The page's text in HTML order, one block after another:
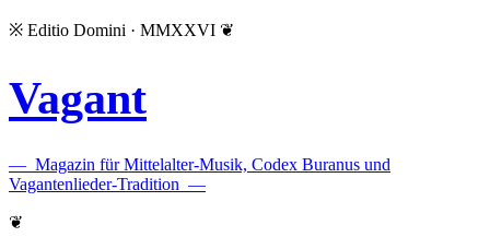
※ Editio Domini · MMXXVI ❦
Vagant
— Magazin für Mittelalter-Musik, Codex Buranus und
Vagantenlieder-Tradition —
❦